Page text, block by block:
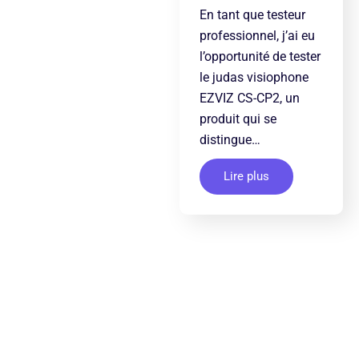
En tant que testeur
professionnel, j’ai eu
l’opportunité de tester
le judas visiophone
EZVIZ CS-CP2, un
produit qui se
distingue…
Lire plus